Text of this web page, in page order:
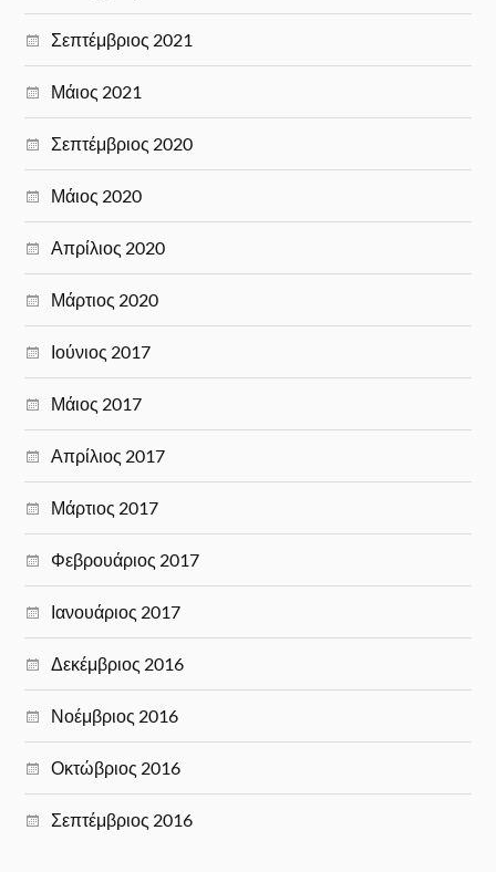
Σεπτέμβριος 2021
Μάιος 2021
Σεπτέμβριος 2020
Μάιος 2020
Απρίλιος 2020
Μάρτιος 2020
Ιούνιος 2017
Μάιος 2017
Απρίλιος 2017
Μάρτιος 2017
Φεβρουάριος 2017
Ιανουάριος 2017
Δεκέμβριος 2016
Νοέμβριος 2016
Οκτώβριος 2016
Σεπτέμβριος 2016